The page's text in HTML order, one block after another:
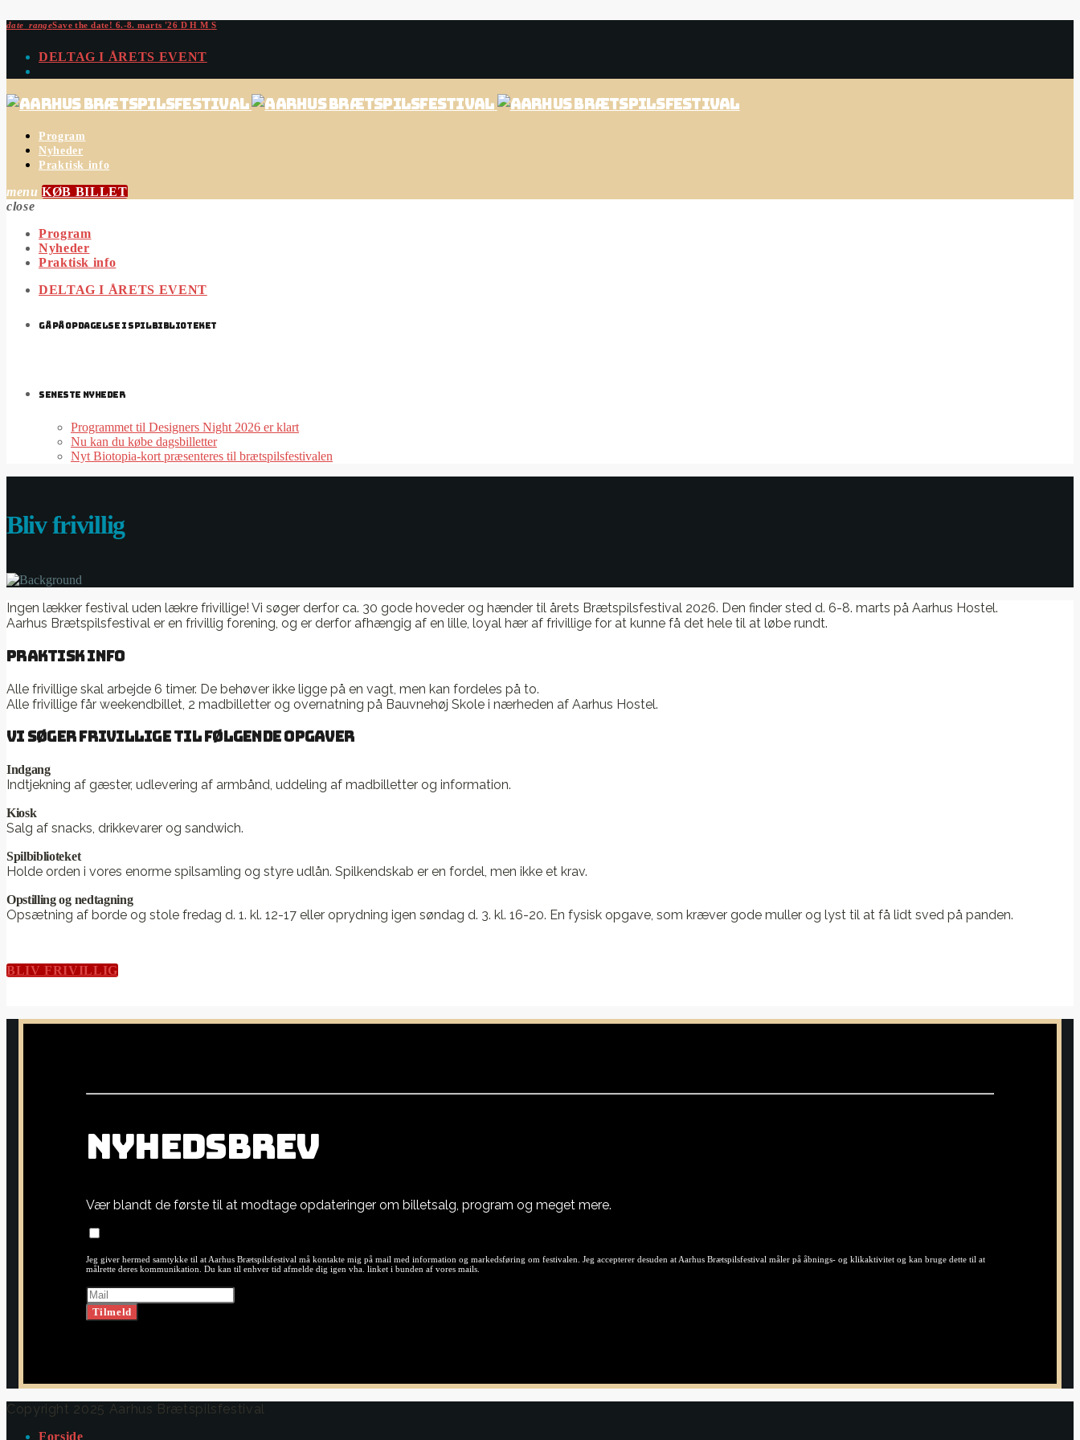
date_rangeSave the date! 6.-8. marts '26 D H M S
DELTAG I ÅRETS EVENT
Program
Nyheder
Praktisk info
menu KØB BILLET
close
Program
Nyheder
Praktisk info
DELTAG I ÅRETS EVENT
GÅ PÅ OPDAGELSE I SPILBIBLIOTEKET
SENESTE NYHEDER
Programmet til Designers Night 2026 er klart
Nu kan du købe dagsbilletter
Nyt Biotopia-kort præsenteres til brætspilsfestivalen
Bliv frivillig
Ingen lækker festival uden lækre frivillige! Vi søger derfor ca. 30 gode hoveder og hænder til årets Brætspilsfestival 2026. Den finder sted d. 6-8. marts på Aarhus Hostel.
Aarhus Brætspilsfestival er en frivillig forening, og er derfor afhængig af en lille, loyal hær af frivillige for at kunne få det hele til at løbe rundt.
Praktisk info
Alle frivillige skal arbejde 6 timer. De behøver ikke ligge på en vagt, men kan fordeles på to.
Alle frivillige får weekendbillet, 2 madbilletter og overnatning på Bauvnehøj Skole i nærheden af Aarhus Hostel.
Vi søger frivillige til følgende opgaver
Indgang
Indtjekning af gæster, udlevering af armbånd, uddeling af madbilletter og information.
Kiosk
Salg af snacks, drikkevarer og sandwich.
Spilbiblioteket
Holde orden i vores enorme spilsamling og styre udlån. Spilkendskab er en fordel, men ikke et krav.
Opstilling og nedtagning
Opsætning af borde og stole fredag d. 1. kl. 12-17 eller oprydning igen søndag d. 3. kl. 16-20. En fysisk opgave, som kræver gode muller og lyst til at få lidt sved på panden.
BLIV FRIVILLIG
NYHEDSBREV
Vær blandt de første til at modtage opdateringer om billetsalg, program og meget mere.
Jeg giver hermed samtykke til at Aarhus Brætspilsfestival må kontakte mig på mail med information og markedsføring om festivalen. Jeg accepterer desuden at Aarhus Brætspilsfestival måler på åbnings- og klikaktivitet og kan bruge dette til at
målrette deres kommunikation. Du kan til enhver tid afmelde dig igen vha. linket i bunden af vores mails.
Copyright 2025 Aarhus Brætspilsfestival
Forside